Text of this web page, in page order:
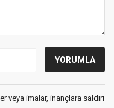
veya imalar, inançlara saldırı